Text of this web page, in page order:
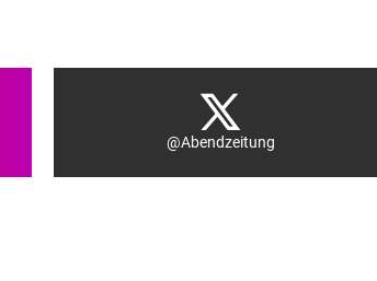
@Abendzeitung